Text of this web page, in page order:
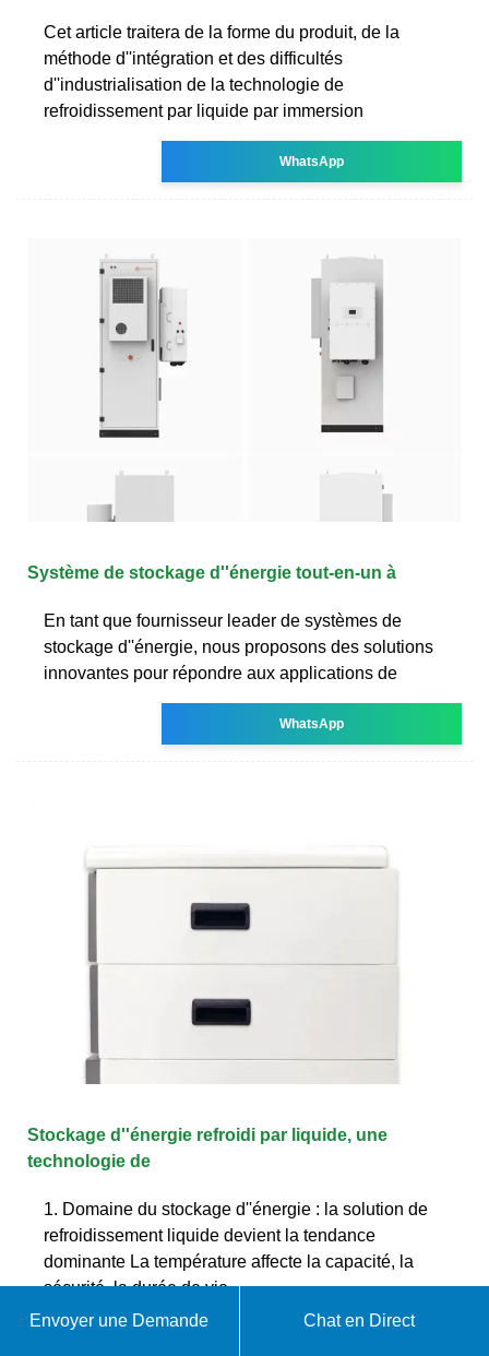
Cet article traitera de la forme du produit, de la
méthode d''intégration et des difficultés
d''industrialisation de la technologie de
refroidissement par liquide par immersion
WhatsApp
Système de stockage d''énergie tout-en-un à
En tant que fournisseur leader de systèmes de
stockage d''énergie, nous proposons des solutions
innovantes pour répondre aux applications de
WhatsApp
Stockage d''énergie refroidi par liquide, une
technologie de
1. Domaine du stockage d''énergie : la solution de
refroidissement liquide devient la tendance
dominante La température affecte la capacité, la
sécurité, la durée de vie
Envoyer une Demande Chat en Direct